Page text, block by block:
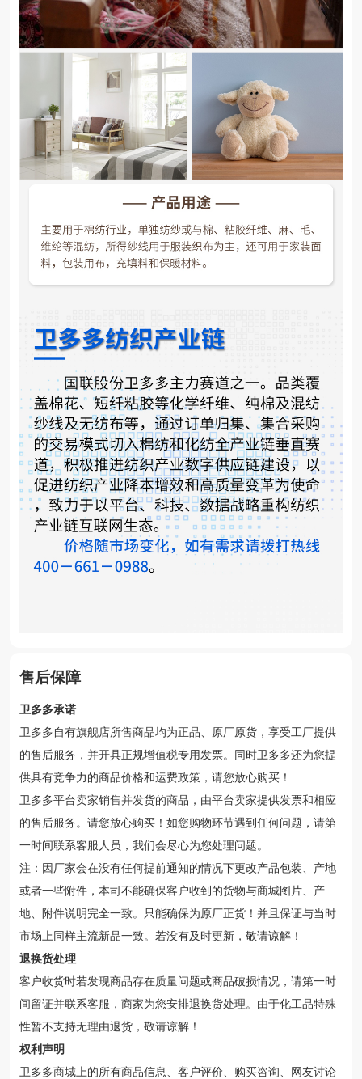
售后保障
卫多多承诺
卫多多自有旗舰店所售商品均为正品、原厂原货，享受工厂提供
的售后服务，并开具正规增值税专用发票。同时卫多多还为您提
供具有竞争力的商品价格和运费政策，请您放心购买！
卫多多平台卖家销售并发货的商品，由平台卖家提供发票和相应
的售后服务。请您放心购买！如您购物环节遇到任何问题，请第
一时间联系客服人员，我们会尽心为您处理问题。
注：因厂家会在没有任何提前通知的情况下更改产品包装、产地
或者一些附件，本司不能确保客户收到的货物与商城图片、产
地、附件说明完全一致。只能确保为原厂正货！并且保证与当时
市场上同样主流新品一致。若没有及时更新，敬请谅解！
退换货处理
客户收货时若发现商品存在质量问题或商品破损情况，请第一时
间留证并联系客服，商家为您安排退换货处理。由于化工品特殊
性暂不支持无理由退货，敬请谅解！
权利声明
卫多多商城上的所有商品信息、客户评价、购买咨询、网友讨论